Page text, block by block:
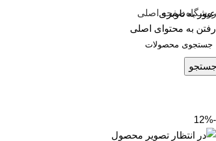
عبور به ناوبری
رفتن به محتوای اصلی
صفحه اصلی
-12%